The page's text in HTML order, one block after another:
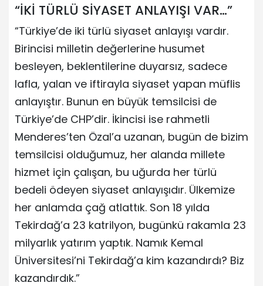
“İKİ TÜRLÜ SİYASET ANLAYIŞI VAR…”
“Türkiye’de iki türlü siyaset anlayışı vardır.
Birincisi milletin değerlerine husumet
besleyen, beklentilerine duyarsız, sadece
lafla, yalan ve iftirayla siyaset yapan müflis
anlayıştır. Bunun en büyük temsilcisi de
Türkiye’de CHP’dir. İkincisi ise rahmetli
Menderes’ten Özal’a uzanan, bugün de bizim
temsilcisi olduğumuz, her alanda millete
hizmet için çalışan, bu uğurda her türlü
bedeli ödeyen siyaset anlayışıdır. Ülkemize
her anlamda çağ atlattık. Son 18 yılda
Tekirdağ’a 23 katrilyon, bugünkü rakamla 23
milyarlık yatırım yaptık. Namık Kemal
Üniversitesi’ni Tekirdağ’a kim kazandırdı? Biz
kazandırdık.”